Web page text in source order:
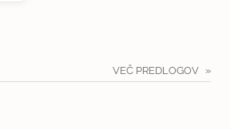
VEČ PREDLOGOV